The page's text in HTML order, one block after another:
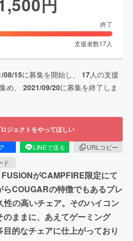
終了
支援者数17人
08/15に募集を開始し、 17人の支援
め、 2021/09/20に募集を終了しま
ジェクトをやってほしい
LINEで送る
URLコピー
ド
がCAMPFIRE限定にて
COUGARの特徴でもあるブレ
の高いチェア。そのハイコン
のままに、あえてゲーミング
的なチェアに仕上がっており